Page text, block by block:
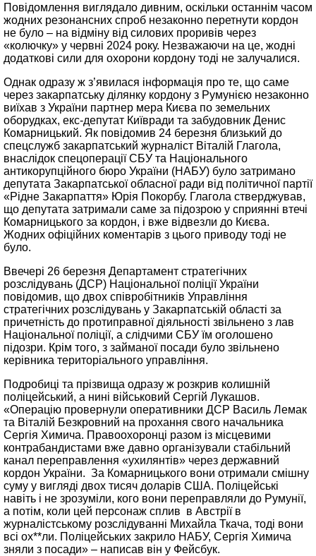
Повідомлення виглядало дивним, оскільки останнім часом
жодних резонансних спроб незаконно перетнути кордон
не було – на відміну від силових проривів через
«колючку» у червні 2024 року. Незважаючи на це, жодні
додаткові сили для охорони кордону тоді не залучалися.
Однак одразу ж з’явилася інформація про те, що саме
через закарпатську ділянку кордону з Румунією незаконно
виїхав з України партнер мера Києва по земельних
оборудках, екс-депутат Київради та забудовник Денис
Комарницький. Як повідомив 24 березня близький до
спецслужб закарпатський журналіст Віталій Глагола,
внаслідок спецоперації СБУ та Національного
антикорупційного бюро України (НАБУ) було затримано
депутата Закарпатської обласної ради від політичної партії
«Рідне Закарпаття» Юрія Покорбу. Глагола стверджував,
що депутата затримали саме за підозрою у сприянні втечі
Комарницького за кордон, і вже відвезли до Києва.
Жодних офіційних коментарів з цього приводу тоді не
було.
Ввечері 26 березня Департамент стратегічних
розслідувань (ДСР) Національної поліції України
повідомив, що двох співробітників Управління
стратегічних розслідувань у Закарпатській області за
причетність до протиправної діяльності звільнено з лав
Національної поліції, а слідчими СБУ їм оголошено
підозри. Крім того, з займаної посади було звільнено
керівника територіального управління.
Подробиці та прізвища одразу ж розкрив колишній
поліцейський, а нині військовий Сергій Лукашов.
«Операцію провернули оперативники ДСР Василь Лемак
та Віталій Безкровний на прохання свого начальника
Сергія Химича. Правоохоронці разом із місцевими
контрабандистами вже давно організували стабільний
канал переправлення «ухилянтів» через державний
кордон України. За Комарницького вони отримали смішну
суму у вигляді двох тисяч доларів США. Поліцейські
навіть і не зрозуміли, кого вони переправляли до Румунії,
а потім, коли цей персонаж сплив в Австрії в
журналістському розслідуванні Михайла Ткача, тоді вони
всі ох**ли. Поліцейських закрило НАБУ, Сергія Химича
зняли з посади» – написав він у Фейсбук.